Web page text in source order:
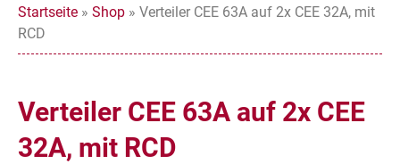
Startseite » Shop » Verteiler CEE 63A auf 2x CEE 32A, mit
RCD
Verteiler CEE 63A auf 2x CEE
32A, mit RCD